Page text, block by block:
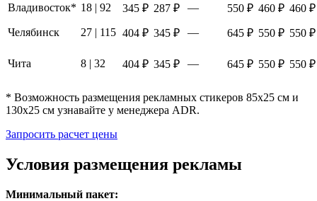
Владивосток* 18 | 92 345 ₽ 287 ₽ — 550 ₽ 460 ₽ 460 ₽
Челябинск
27 | 115 404 ₽ 345 ₽ — 645 ₽ 550 ₽ 550 ₽
Чита 8 | 32 404 ₽ 345 ₽ — 645 ₽ 550 ₽ 550 ₽
* Возможность размещения рекламных стикеров 85х25 см и
130х25 см узнавайте у менеджера ADR.
Запросить расчет цены
Условия размещения рекламы
Минимальный пакет: